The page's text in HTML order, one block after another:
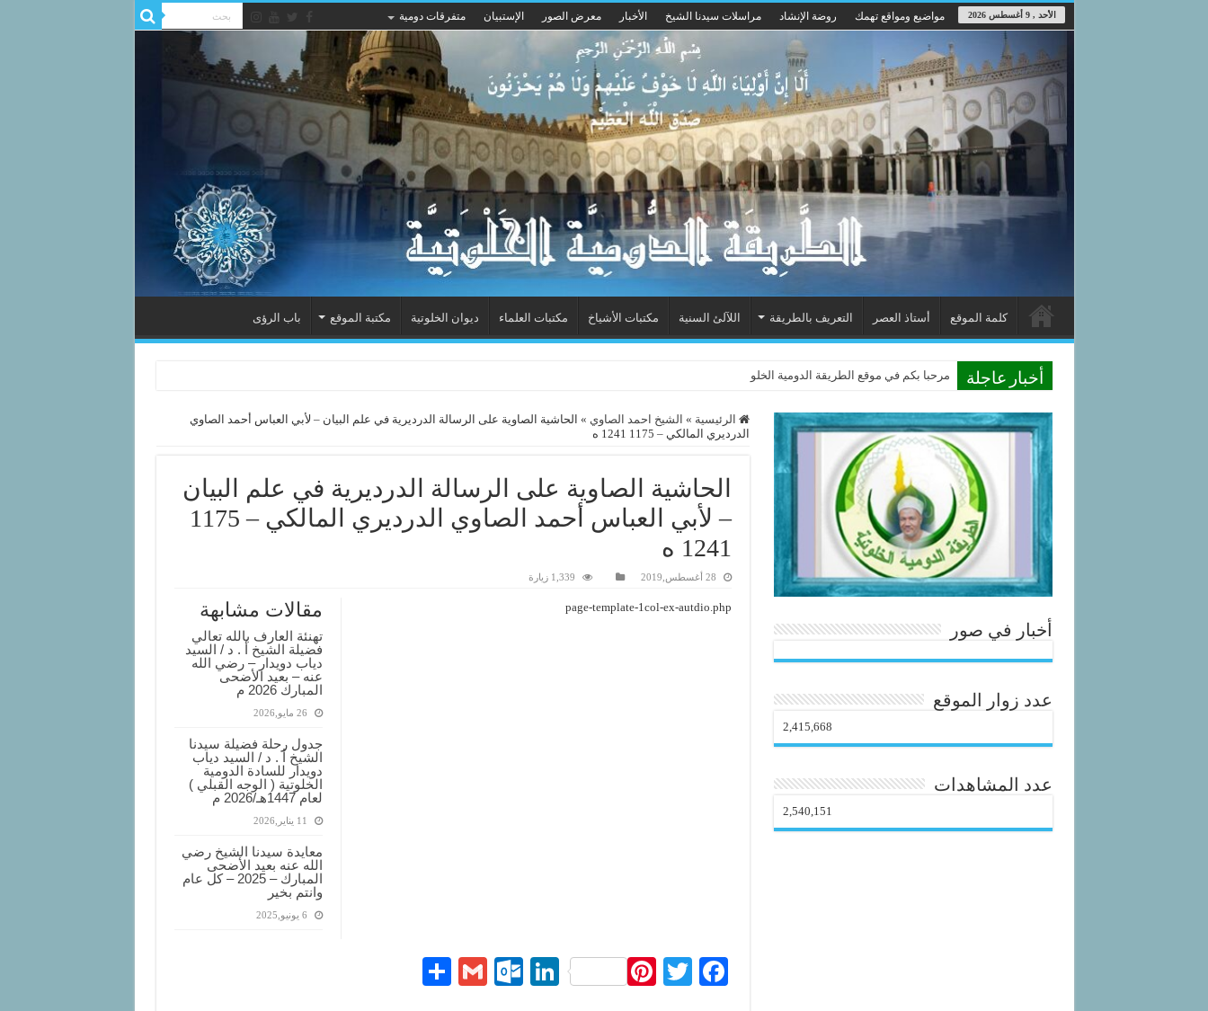
الأحد , 9 أغسطس 2026 مواضيع ومواقع تهمك روضة الإنشاد مراسلات سيدنا الشيخ الأخبار معرض الصور الإستبيان متفرقات دومية
كلمة الموقع أستاذ العصر التعريف بالطريقة اللآلئ السنية مكتبات الأشياخ مكتبات العلماء ديوان الخلوتية مكتبة الموقع باب الرؤى
أخبار عاجلة مرحبا بكم في موقع الطريقة الدومية الخلوتية بشكله الجديد
الرئيسية » الشيخ احمد الصاوي » الحاشية الصاوية على الرسالة الدرديرية في علم البيان – لأبي العباس أحمد الصاوي
الدرديري المالكي – 1175 1241 ه
الحاشية الصاوية على الرسالة الدرديرية في علم البيان
– لأبي العباس أحمد الصاوي الدرديري المالكي – 1175
1241 ه
28 أغسطس,2019 1,339 زيارة
مقالات مشابهة
تهنئة العارف بالله تعالي
فضيلة الشيخ أ . د / السيد
دياب دويدار – رضي الله
عنه – بعيد الأضحى
المبارك 2026 م
26 مايو,2026
جدول رحلة فضيلة سيدنا
الشيخ أ . د / السيد دياب
دويدار للسادة الدومية
الخلوتية ( الوجه القبلي )
لعام 1447هـ/2026 م
11 يناير,2026
معايدة سيدنا الشيخ رضي
الله عنه بعيد الأضحى
المبارك – 2025 – كل عام
وانتم بخير
6 يونيو,2025
page-template-1col-ex-autdio.php
Fa
T
Li
O
G
أخبار في صور
عدد زوار الموقع
2,415,668
عدد المشاهدات
2,540,151